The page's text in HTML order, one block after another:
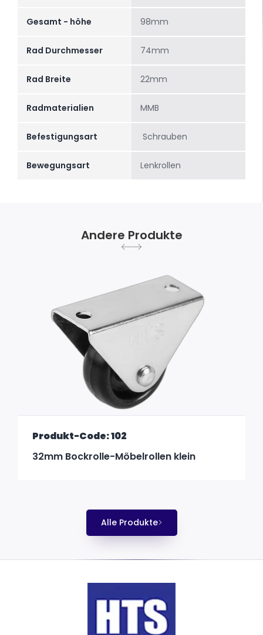
Gesamt - höhe 98mm
Rad Durchmesser 74mm
Rad Breite 22mm
Radmaterialien MMB
Befestigungsart Schrauben
Bewegungsart Lenkrollen
Andere Produkte
Produkt-Code: 102
32mm Bockrolle-Möbelrollen klein
Alle Produkte